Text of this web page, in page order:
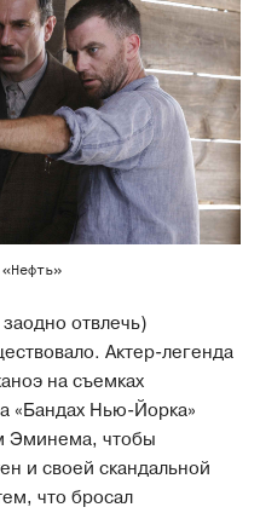
отвлечь)
Актер-легенда
на съемках
«Бандах Нью-Йорка»
Эминема, чтобы
и своей скандальной
что бросал